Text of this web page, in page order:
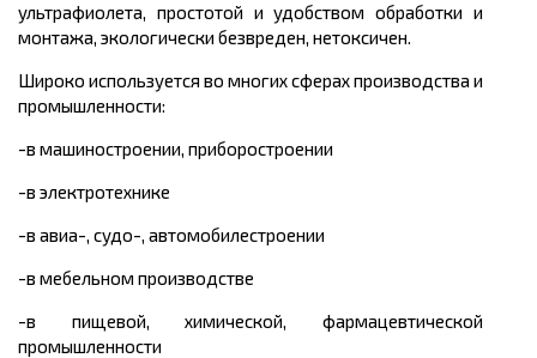
ультрафиолета, простотой и удобством обработки и
монтажа, экологически безвреден, нетоксичен.
Широко используется во многих сферах производства и
промышленности:
-в машиностроении, приборостроении
-в электротехнике
-в авиа-, судо-, автомобилестроении
-в мебельном производстве
-в пищевой, химической, фармацевтической
промышленности